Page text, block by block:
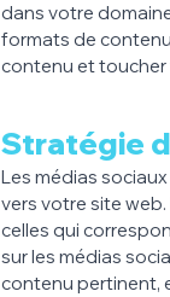
dans votre
formats de
contenu et toucher
Stratégie
Les médias
vers votre site
celles qui
sur les médias
contenu pertinent,